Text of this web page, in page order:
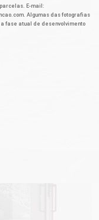
E-mail:
Algumas das fotografias
fase atual de desenvolvimento